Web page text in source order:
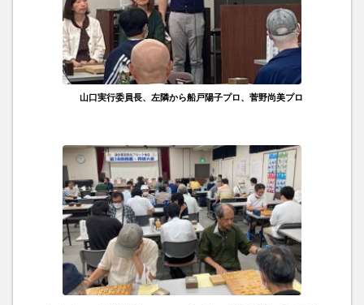
山口実行委員長、左隣から船戸陽子プロ、菅野尚美プロ